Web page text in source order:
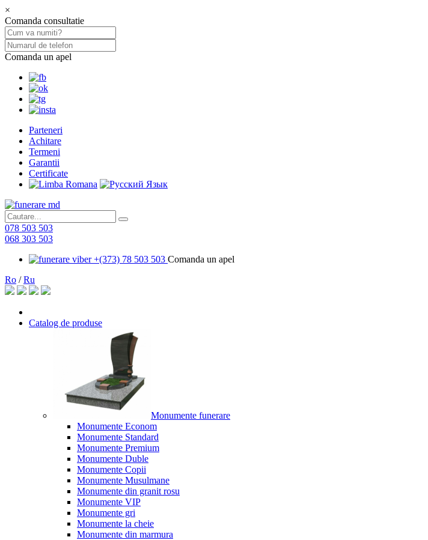
×
Comanda consultatie
Comanda un apel
Parteneri
Achitare
Termeni
Garantii
Certificate
078 503 503
068 303 503
+(373) 78 503 503 Comanda un apel
Ro /Ru
Catalog de produse
Monumente funerare
Monumente Econom
Monumente Standard
Monumente Premium
Monumente Duble
Monumente Copii
Monumente Musulmane
Monumente din granit rosu
Monumente VIP
Monumente gri
Monumente la cheie
Monumente din marmura